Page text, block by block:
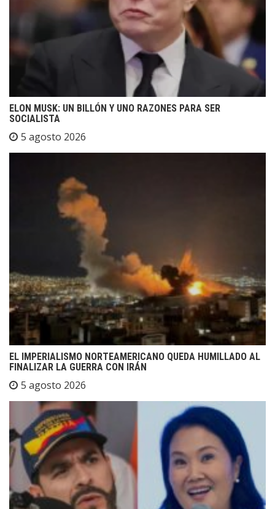
ELON MUSK: UN BILLÓN Y UNO RAZONES PARA SER
SOCIALISTA
5 agosto 2026
EL IMPERIALISMO NORTEAMERICANO QUEDA HUMILLADO AL
FINALIZAR LA GUERRA CON IRÁN
5 agosto 2026